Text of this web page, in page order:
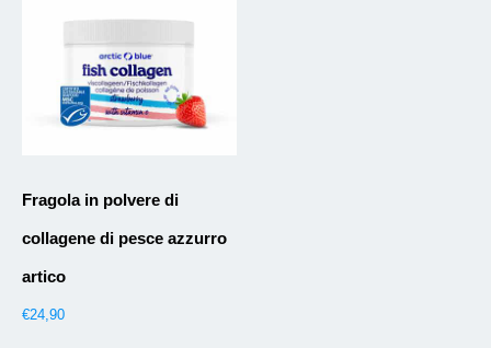
Fragola in polvere di
collagene di pesce azzurro
artico
€24,90